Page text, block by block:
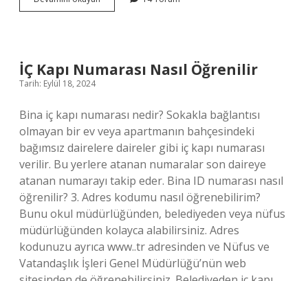
Dolunay
İÇ Kapı Numarası Nasıl Öğrenilir
Tarih: Eylül 18, 2024
Bina iç kapı numarası nedir? Sokakla bağlantısı
olmayan bir ev veya apartmanın bahçesindeki
bağımsız dairelere daireler gibi iç kapı numarası
verilir. Bu yerlere atanan numaralar son daireye
atanan numarayı takip eder. Bina ID numarası nasıl
öğrenilir? 3. Adres kodumu nasıl öğrenebilirim?
Bunu okul müdürlüğünden, belediyeden veya nüfus
müdürlüğünden kolayca alabilirsiniz. Adres
kodunuzu ayrıca www..tr adresinden ve Nüfus ve
Vatandaşlık İşleri Genel Müdürlüğü’nün web